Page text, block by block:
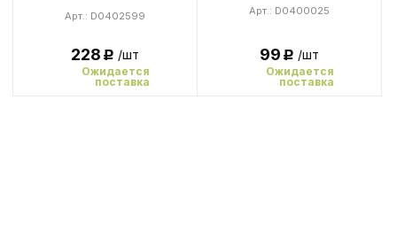
Арт.: D0402599
228Р /шт
Ожидается
поставка
Арт.: D0400025
99Р /шт
Ожидается
поставка